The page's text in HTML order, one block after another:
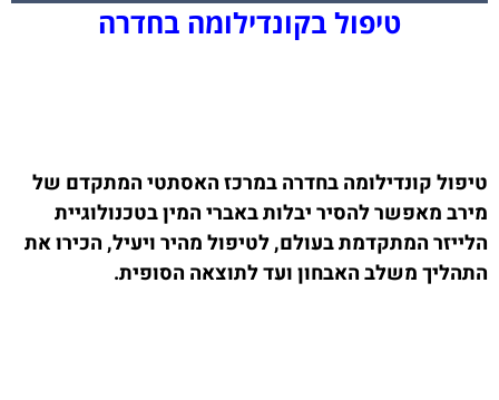
טיפול בקונדילומה בחדרה
טיפול קונדילומה בחדרה במרכז האסתטי המתקדם של
מירב מאפשר להסיר יבלות באברי המין בטכנולוגיית
הלייזר המתקדמת בעולם, לטיפול מהיר ויעיל, הכירו את
התהליך משלב האבחון ועד לתוצאה הסופית.